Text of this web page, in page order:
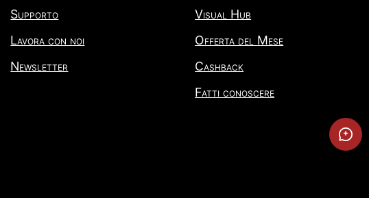
Supporto
Lavora con noi
Newsletter
Visual Hub
Offerta del Mese
Cashback
Fatti conoscere